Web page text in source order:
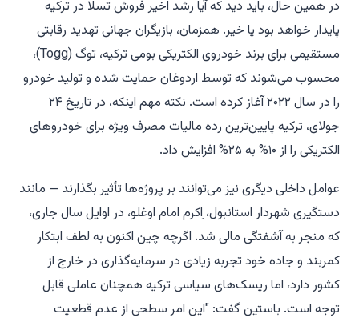
در همین حال، باید دید که آیا رشد اخیر فروش تسلا در ترکیه
پایدار خواهد بود یا خیر. همزمان، بازیگران جهانی تهدید رقابتی
مستقیمی برای برند خودروی الکتریکی بومی ترکیه، توگ (Togg)،
محسوب می‌شوند که توسط اردوغان حمایت شده و تولید خودرو
را در سال ۲۰۲۲ آغاز کرده است. نکته مهم اینکه، در تاریخ ۲۴
جولای، ترکیه پایین‌ترین رده مالیات مصرف ویژه برای خودروهای
الکتریکی را از ۱۰% به ۲۵% افزایش داد.
عوامل داخلی دیگری نیز می‌توانند بر پروژه‌ها تأثیر بگذارند — مانند
دستگیری شهردار استانبول، اِکرم امام اوغلو، در اوایل سال جاری،
که منجر به آشفتگی مالی شد. اگرچه چین اکنون به لطف ابتکار
کمربند و جاده خود تجربه زیادی در سرمایه‌گذاری در خارج از
کشور دارد، اما ریسک‌های سیاسی ترکیه همچنان عاملی قابل
توجه است. باستین گفت: "این امر سطحی از عدم قطعیت